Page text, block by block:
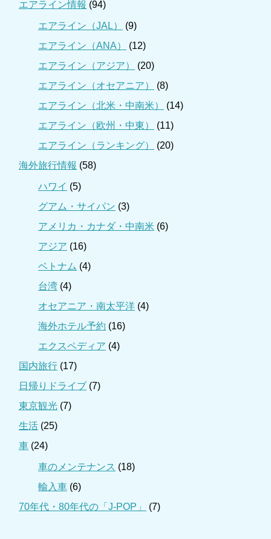
エアライン情報 (94)
エアライン（JAL）
(9)
エアライン（ANA）
(12)
エアライン（アジア）
(20)
エアライン（オセアニア）
(8)
エアライン（北米・中南米）
(14)
エアライン（欧州・中東）
(11)
エアライン（ランキング）
(20)
海外旅行情報 (58)
ハワイ (5)
グアム・サイパン (3)
アメリカ・カナダ・中南米 (6)
アジア (16)
ベトナム (4)
台湾 (4)
オセアニア・南太平洋 (4)
海外ホテル予約 (16)
エクスペディア (4)
国内旅行 (17)
日帰りドライブ (7)
東京観光 (7)
生活 (25)
車 (24)
車のメンテナンス (18)
輸入車 (6)
70年代・80年代の「J-POP」
(7)